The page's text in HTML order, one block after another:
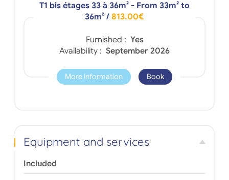
T1 bis étages 33 à 36m² - From 33m² to
36m² / 813.00€
Furnished : Yes
Availability : September 2026
More information Book
Equipment and services
Included